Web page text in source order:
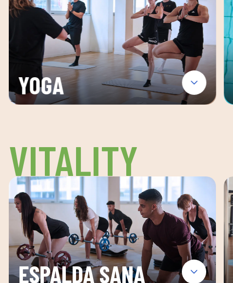
YOGA
VITALITY
ESPALDA SANA